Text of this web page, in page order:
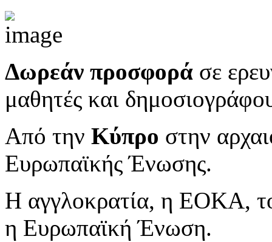
Δωρεάν προσφορά σε
μαθητές και
Από την Κύπρο στην
Ευρωπαϊκής Ένωσης.
Η αγγλοκρατία, η ΕΟΚΑ,
η Ευρωπαϊκή Ένωση.